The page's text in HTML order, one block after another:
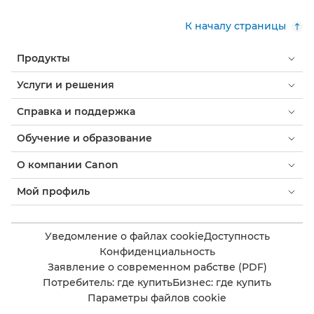
К началу страницы
Продукты
Услуги и решения
Справка и поддержка
Обучение и образование
О компании Canon
Мой профиль
Уведомление о файлах cookieДоступность
Конфиденциальность
Заявление о современном рабстве (PDF)
Потребитель: где купитьБизнес: где купить
Параметры файлов cookie